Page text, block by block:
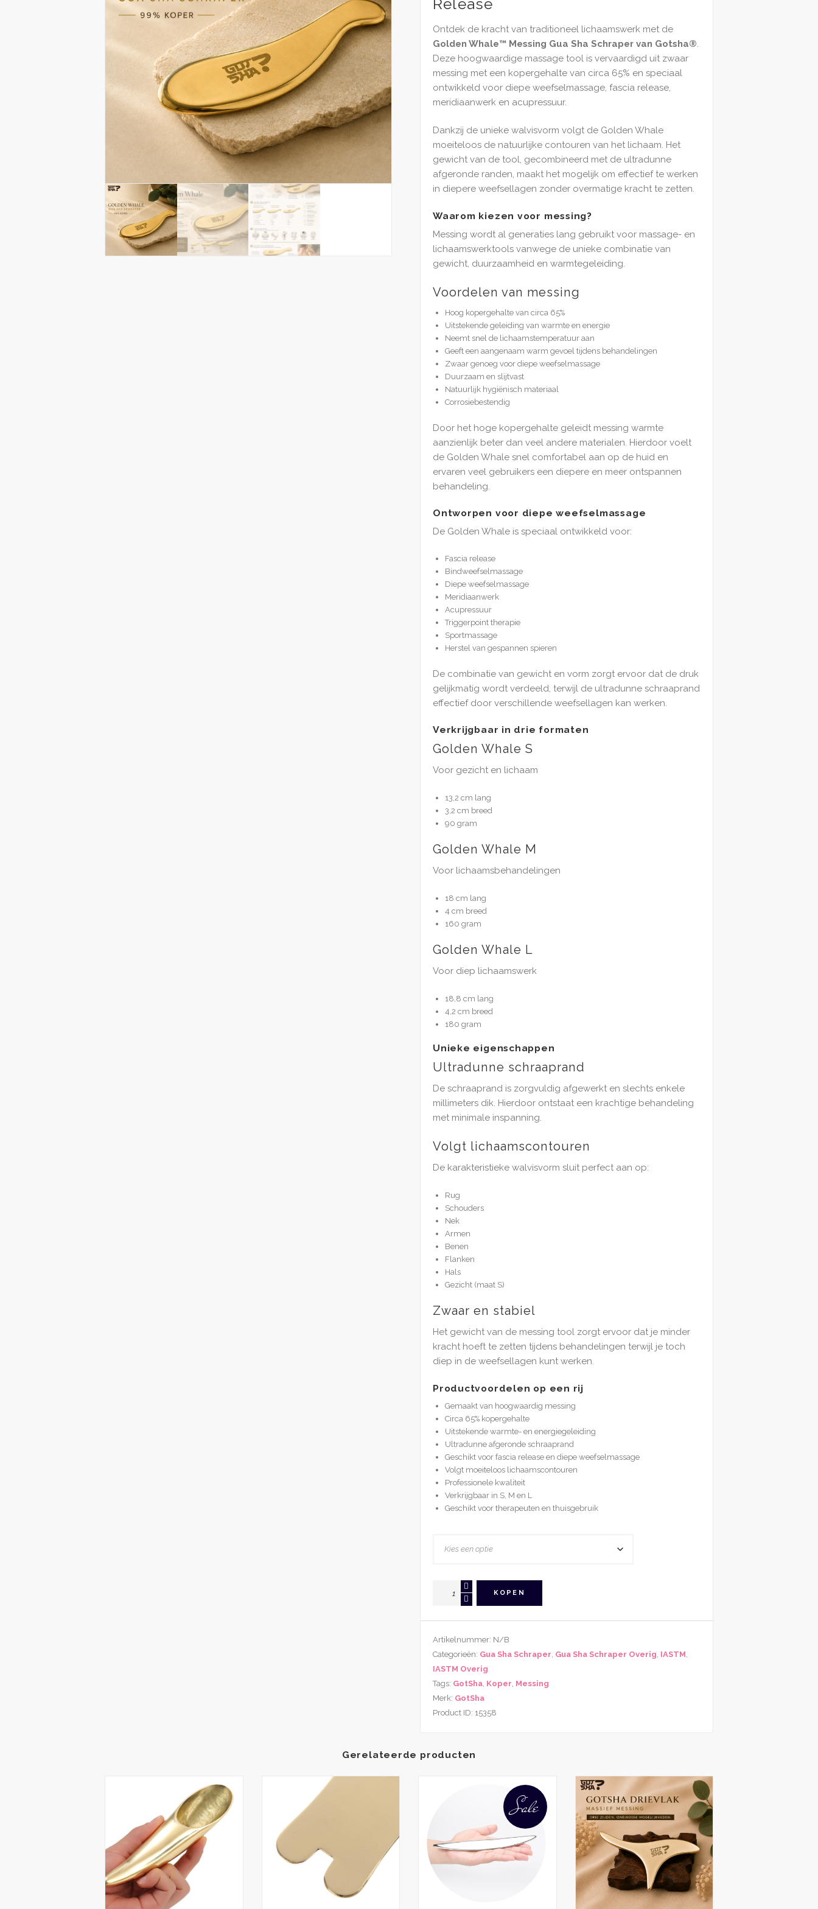
Release
Ontdek de kracht van traditioneel lichaamswerk met de
Golden Whale™ Messing Gua Sha Schraper van Gotsha®.
Deze hoogwaardige massage tool is vervaardigd uit zwaar
messing met een kopergehalte van circa 65% en speciaal
ontwikkeld voor diepe weefselmassage, fascia release,
meridiaanwerk en acupressuur.
Dankzij de unieke walvisvorm volgt de Golden Whale
moeiteloos de natuurlijke contouren van het lichaam. Het
gewicht van de tool, gecombineerd met de ultradunne
afgeronde randen, maakt het mogelijk om effectief te werken
in diepere weefsellagen zonder overmatige kracht te zetten.
Waarom kiezen voor messing?
Messing wordt al generaties lang gebruikt voor massage- en
lichaamswerktools vanwege de unieke combinatie van
gewicht, duurzaamheid en warmtegeleiding.
Voordelen van messing
Hoog kopergehalte van circa 65%
Uitstekende geleiding van warmte en energie
Neemt snel de lichaamstemperatuur aan
Geeft een aangenaam warm gevoel tijdens behandelingen
Zwaar genoeg voor diepe weefselmassage
Duurzaam en slijtvast
Natuurlijk hygiënisch materiaal
Corrosiebestendig
Door het hoge kopergehalte geleidt messing warmte
aanzienlijk beter dan veel andere materialen. Hierdoor voelt
de Golden Whale snel comfortabel aan op de huid en
ervaren veel gebruikers een diepere en meer ontspannen
behandeling.
Ontworpen voor diepe weefselmassage
De Golden Whale is speciaal ontwikkeld voor:
Fascia release
Bindweefselmassage
Diepe weefselmassage
Meridiaanwerk
Acupressuur
Triggerpoint therapie
Sportmassage
Herstel van gespannen spieren
De combinatie van gewicht en vorm zorgt ervoor dat de druk
gelijkmatig wordt verdeeld, terwijl de ultradunne schraaprand
effectief door verschillende weefsellagen kan werken.
Verkrijgbaar in drie formaten
Golden Whale S
Voor gezicht en lichaam
13,2 cm lang
3,2 cm breed
90 gram
Golden Whale M
Voor lichaamsbehandelingen
18 cm lang
4 cm breed
160 gram
Golden Whale L
Voor diep lichaamswerk
18,8 cm lang
4,2 cm breed
180 gram
Unieke eigenschappen
Ultradunne schraaprand
De schraaprand is zorgvuldig afgewerkt en slechts enkele
millimeters dik. Hierdoor ontstaat een krachtige behandeling
met minimale inspanning.
Volgt lichaamscontouren
De karakteristieke walvisvorm sluit perfect aan op:
Rug
Schouders
Nek
Armen
Benen
Flanken
Hals
Gezicht (maat S)
Zwaar en stabiel
Het gewicht van de messing tool zorgt ervoor dat je minder
kracht hoeft te zetten tijdens behandelingen terwijl je toch
diep in de weefsellagen kunt werken.
Productvoordelen op een rij
Gemaakt van hoogwaardig messing
Circa 65% kopergehalte
Uitstekende warmte- en energiegeleiding
Ultradunne afgeronde schraaprand
Geschikt voor fascia release en diepe weefselmassage
Volgt moeiteloos lichaamscontouren
Professionele kwaliteit
Verkrijgbaar in S, M en L
Geschikt voor therapeuten en thuisgebruik
Gua
Sha
Schraper
aantal
KOPEN
Artikelnummer: N/B
Categorieën: Gua Sha Schraper, Gua Sha Schraper Overig, IASTM,
IASTM Overig
Tags: GotSha, Koper, Messing
Merk: GotSha
Product ID: 15358
Gerelateerde producten
Sale